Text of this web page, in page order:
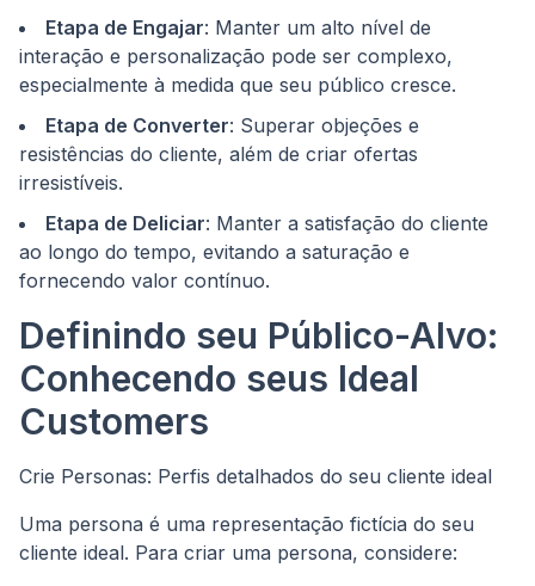
Etapa de Engajar: Manter um alto nível de
interação e personalização pode ser complexo,
especialmente à medida que seu público cresce.
Etapa de Converter: Superar objeções e
resistências do cliente, além de criar ofertas
irresistíveis.
Etapa de Deliciar: Manter a satisfação do cliente
ao longo do tempo, evitando a saturação e
fornecendo valor contínuo.
Definindo seu Público-Alvo:
Conhecendo seus Ideal
Customers
Crie Personas: Perfis detalhados do seu cliente ideal
Uma persona é uma representação fictícia do seu
cliente ideal. Para criar uma persona, considere: